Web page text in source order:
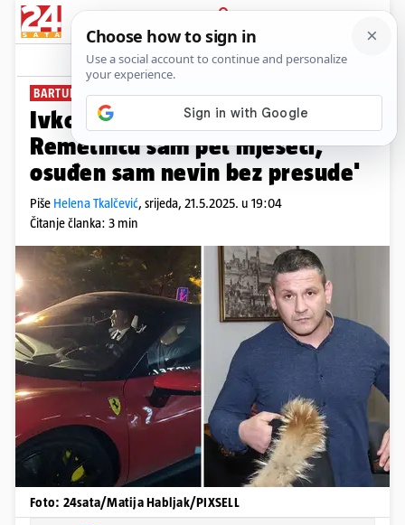
PRIJAVA
News Komentari
BARTULIČIN VOZAČ
Ivko Marić na sudu zavapio: 'U
Remetincu sam pet mjeseci,
osuđen sam nevin bez presude'
Piše Helena Tkalčević, srijeda, 21.5.2025. u 19:04
Čitanje članka: 3 min
Foto: 24sata/Matija Habljak/PIXSELL